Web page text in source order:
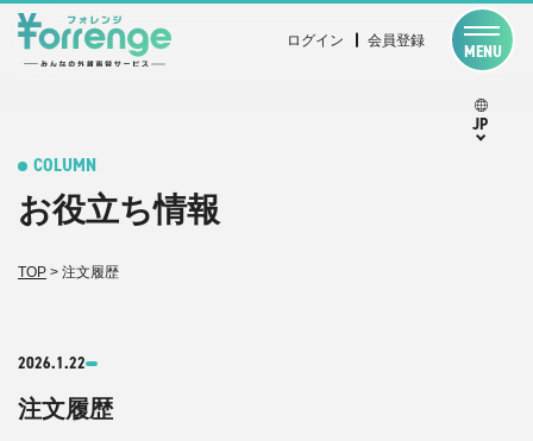
ログイン 会員登録
MENU
JP
COLUMN
お役立ち情報
TOP > 注文履歴
2026.1.22
注文履歴